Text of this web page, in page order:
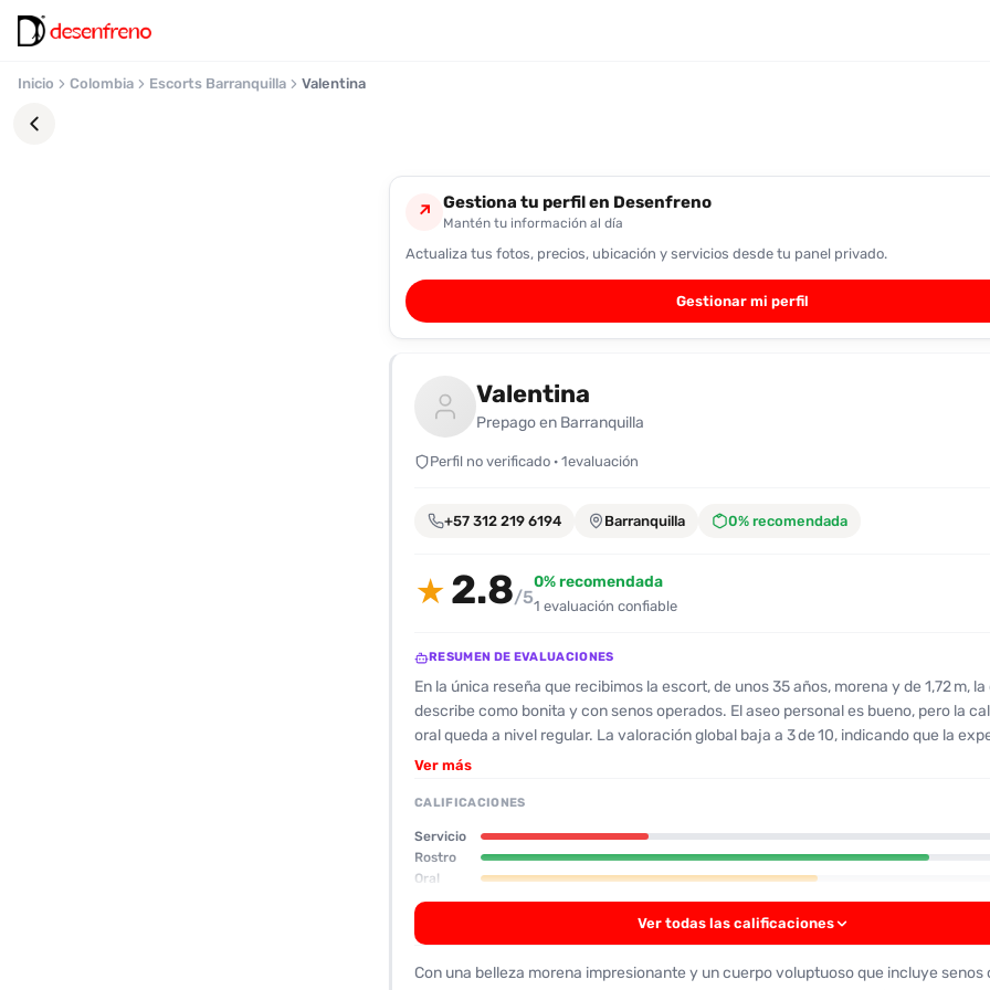
Inicio Colombia Escorts Barranquilla Valentina
↗ Gestiona tu perfil en Desenfreno
Mantén tu información al día
Actualiza tus fotos, precios, ubicación y servicios desde tu panel privado.
Gestionar mi perfil
Valentina
Prepago en Barranquilla
Perfil no verificado · 1evaluación
+57 312 219 6194 Barranquilla 0% recomendada
★ 2.8/5
0% recomendada
1 evaluación confiable
RESUMEN DE EVALUACIONES
En la única reseña que recibimos la escort, de unos 35 años, morena y de 1,72 m,
describe como bonita y con senos operados. El aseo personal es bueno, pero la
oral queda a nivel regular. La valoración global baja a 3 de 10, indicando que la
cumplió expectativas. El cliente comenta que la acompañante “se la pasa de afán”,
decepción. A pesar de que la apariencia coincide con las fotos, el servicio fue
insuficiente y se menciona que la escort “quiere que se venga uno rápido”, lo cual
de paciencia y falta de atención personalizada. No se encuentran comentarios
la actitud o los servicios adicionales; todo apunta a una experiencia que la
poco satisfactoria. El patrón recurrente en la reseña es la falta de cordialidad y la
una relación rápida, lo que hace que la escort no sea recomendada para clientes
Ver más
CALIFICACIONES
Servicio
Rostro
Oral
Ver todas las calificaciones
Con una belleza morena impresionante y un cuerpo voluptuoso que incluye senos